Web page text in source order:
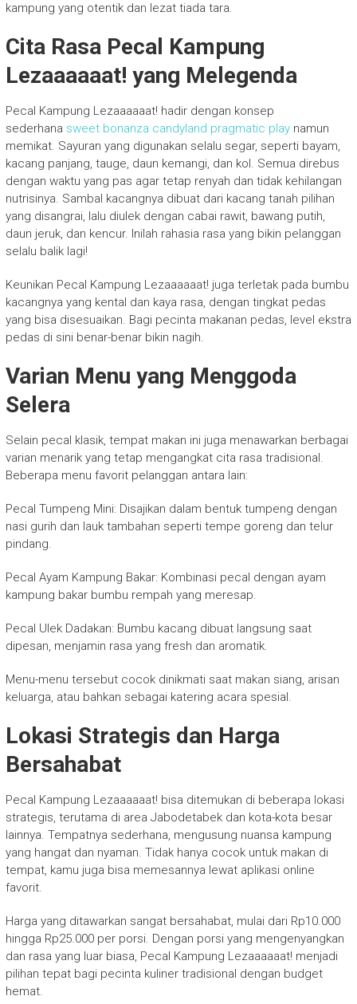
kampung yang otentik dan lezat tiada tara.
Cita Rasa Pecal Kampung
Lezaaaaaat! yang Melegenda
Pecal Kampung Lezaaaaaat! hadir dengan konsep
sederhana sweet bonanza candyland pragmatic playnamun
memikat. Sayuran yang digunakan selalu segar, seperti bayam,
kacang panjang, tauge, daun kemangi, dan kol. Semua direbus
dengan waktu yang pas agar tetap renyah dan tidak kehilangan
nutrisinya. Sambal kacangnya dibuat dari kacang tanah pilihan
yang disangrai, lalu diulek dengan cabai rawit, bawang putih,
daun jeruk, dan kencur. Inilah rahasia rasa yang bikin pelanggan
selalu balik lagi!
Keunikan Pecal Kampung Lezaaaaaat! juga terletak pada bumbu
kacangnya yang kental dan kaya rasa, dengan tingkat pedas
yang bisa disesuaikan. Bagi pecinta makanan pedas, level ekstra
pedas di sini benar-benar bikin nagih.
Varian Menu yang Menggoda
Selera
Selain pecal klasik, tempat makan ini juga menawarkan berbagai
varian menarik yang tetap mengangkat cita rasa tradisional.
Beberapa menu favorit pelanggan antara lain:
Pecal Tumpeng Mini: Disajikan dalam bentuk tumpeng dengan
nasi gurih dan lauk tambahan seperti tempe goreng dan telur
pindang.
Pecal Ayam Kampung Bakar: Kombinasi pecal dengan ayam
kampung bakar bumbu rempah yang meresap.
Pecal Ulek Dadakan: Bumbu kacang dibuat langsung saat
dipesan, menjamin rasa yang fresh dan aromatik.
Menu-menu tersebut cocok dinikmati saat makan siang, arisan
keluarga, atau bahkan sebagai katering acara spesial.
Lokasi Strategis dan Harga
Bersahabat
Pecal Kampung Lezaaaaaat! bisa ditemukan di beberapa lokasi
strategis, terutama di area Jabodetabek dan kota-kota besar
lainnya. Tempatnya sederhana, mengusung nuansa kampung
yang hangat dan nyaman. Tidak hanya cocok untuk makan di
tempat, kamu juga bisa memesannya lewat aplikasi online
favorit.
Harga yang ditawarkan sangat bersahabat, mulai dari Rp10.000
hingga Rp25.000 per porsi. Dengan porsi yang mengenyangkan
dan rasa yang luar biasa, Pecal Kampung Lezaaaaaat! menjadi
pilihan tepat bagi pecinta kuliner tradisional dengan budget
hemat.